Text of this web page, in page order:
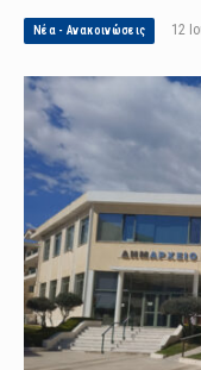
Νέα - Ανακοινώσεις 12